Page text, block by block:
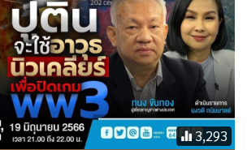
ล่วงหน้ามาสักพักแล้วน่าจะเป็นเดือน ถือว่า
ระดับเทพ เป็นการต้มตุ๋นครั้งใหญ่สุดใน
ไปถึง 2 แสนกว่าล้านบาท
3,293